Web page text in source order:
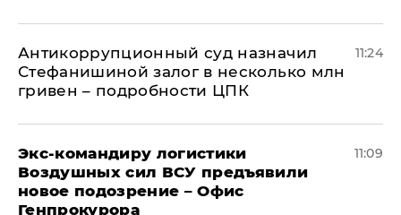
Антикоррупционный суд назначил
Стефанишиной залог в несколько млн
гривен – подробности ЦПК
11:24
Экс-командиру логистики
Воздушных сил ВСУ предъявили
новое подозрение – Офис
Генпрокурора
11:09